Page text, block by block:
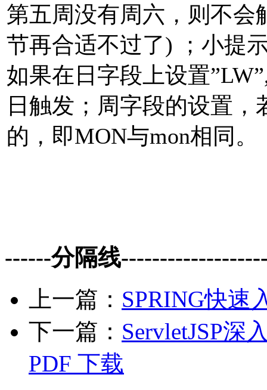
第五周没有周六，则不会
节再合适不过了) ；小提
如果在日字段上设置
日触发；周字段的设置
的，即MON与mon相同。
------分隔线
上一篇： SPRING快速
下一篇： ServletJSP深
PDF 下载